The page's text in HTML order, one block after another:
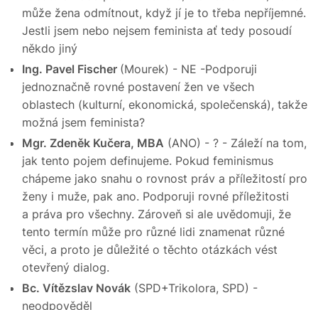
může žena odmítnout, když jí je to třeba nepříjemné.
Jestli jsem nebo nejsem feminista ať tedy posoudí
někdo jiný
Ing. Pavel Fischer (Mourek) - NE -Podporuji
jednoznačně rovné postavení žen ve všech
oblastech (kulturní, ekonomická, společenská), takže
možná jsem feminista?
Mgr. Zdeněk Kučera, MBA (ANO) - ? - Záleží na tom,
jak tento pojem definujeme. Pokud feminismus
chápeme jako snahu o rovnost práv a příležitostí pro
ženy i muže, pak ano. Podporuji rovné příležitosti
a práva pro všechny. Zároveň si ale uvědomuji, že
tento termín může pro různé lidi znamenat různé
věci, a proto je důležité o těchto otázkách vést
otevřený dialog.
Bc. Vítězslav Novák (SPD+Trikolora, SPD) -
neodpověděl